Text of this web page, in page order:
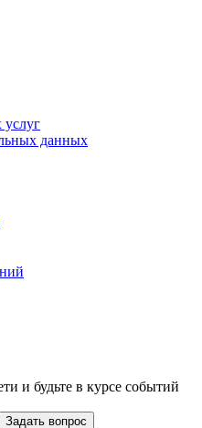
услуг
данных
и будьте в курсе событий
Задать вопрос